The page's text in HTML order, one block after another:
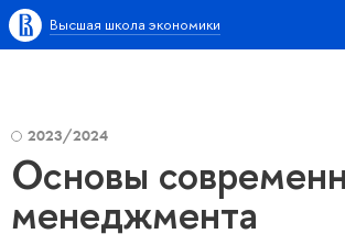
Высшая школа экономики
2023/2024
Основы
менеджмента